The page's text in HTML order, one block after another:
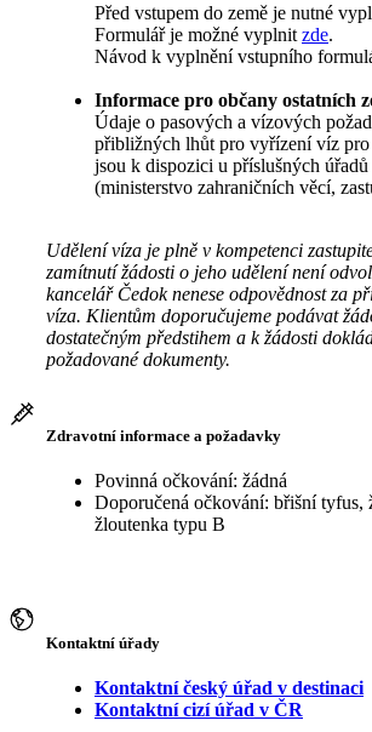
Před vstupem do země je nutné
Formulář je možné vyplnit zde.
Návod k vyplnění vstupního
Informace pro občany ostatních
Údaje o pasových a vízových
přibližných lhůt pro vyřízení víz
jsou k dispozici u příslušných úřadů
(ministerstvo zahraničních věcí,
Udělení víza je plně v kompetenci
zamítnutí žádosti o jeho udělení není
kancelář Čedok nenese odpovědnost za
víza. Klientům doporučujeme podávat
dostatečným předstihem a k žádosti
požadované dokumenty.
Zdravotní informace a požadavky
Povinná očkování: žádná
Doporučená očkování: břišní tyfus,
žloutenka typu B
Kontaktní úřady
Kontaktní český úřad v destinaci
Kontaktní cizí úřad v ČR